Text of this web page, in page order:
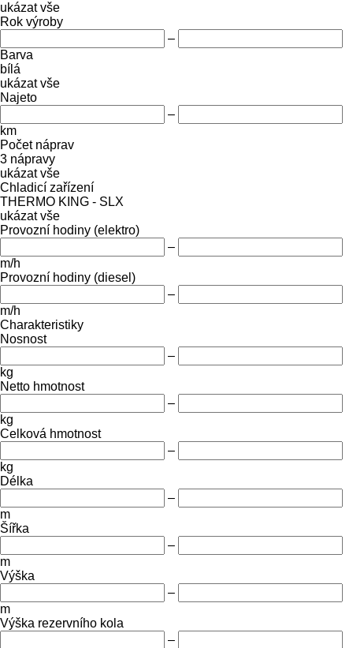
ukázat vše
Rok výroby
–
Barva
bílá
ukázat vše
Najeto
–
km
Počet náprav
3 nápravy
ukázat vše
Chladicí zařízení
THERMO KING - SLX
ukázat vše
Provozní hodiny (elektro)
–
m/h
Provozní hodiny (diesel)
–
m/h
Charakteristiky
Nosnost
–
kg
Netto hmotnost
–
kg
Celková hmotnost
–
kg
Délka
–
m
Šířka
–
m
Výška
–
m
Výška rezervního kola
–